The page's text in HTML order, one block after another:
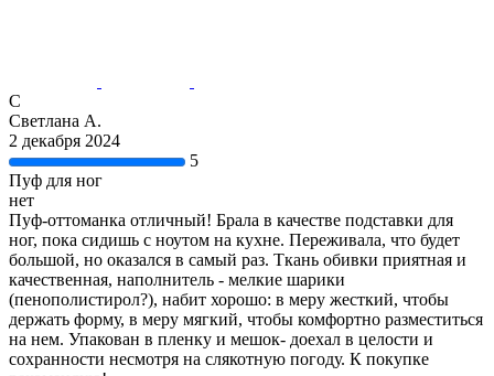
С
Светлана А.
2 декабря 2024
5
Пуф для ног
нет
Пуф-оттоманка отличный! Брала в качестве подставки для
ног, пока сидишь с ноутом на кухне. Переживала, что будет
большой, но оказался в самый раз. Ткань обивки приятная и
качественная, наполнитель - мелкие шарики
(пенополистирол?), набит хорошо: в меру жесткий, чтобы
держать форму, в меру мягкий, чтобы комфортно разместиться
на нем. Упакован в пленку и мешок- доехал в целости и
сохранности несмотря на слякотную погоду. К покупке